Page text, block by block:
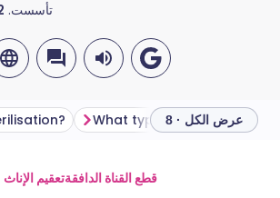
تأسست.
مشاركة عبر البريد الإلكتروني
🇬🇧 English
عرض الكل · 8
تعقيم الإناثقطع القناة الدافقة